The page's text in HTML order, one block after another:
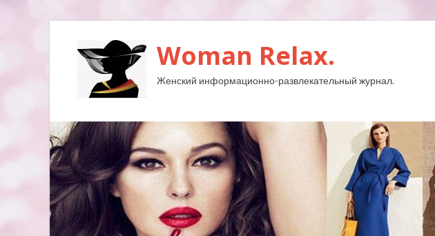
Woman Relax.
Женский информационно-развлекательный журнал.